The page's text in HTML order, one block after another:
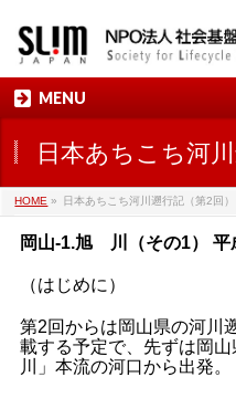
MENU
日本あちこち河
HOME » 日本あちこち河川遡行記（第2回）
岡山-1.旭 川（その1） 平
（はじめに）
第2回からは岡山県の河川
載する予定で、先ずは岡
川」本流の河口から出発。